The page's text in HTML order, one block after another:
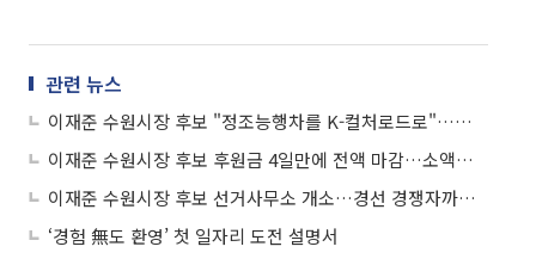
관련 뉴스
이재준 수원시장 후보 "정조능행차를 K-컬처로드로"…문화관광 산업화 승부수
이재준 수원시장 후보 후원금 4일만에 전액 마감…소액후원 릴레이에 "시민의 명령"
이재준 수원시장 후보 선거사무소 개소…경선 경쟁자까지 합류 "무적의 원팀"
‘경험 無도 환영’ 첫 일자리 도전 설명서